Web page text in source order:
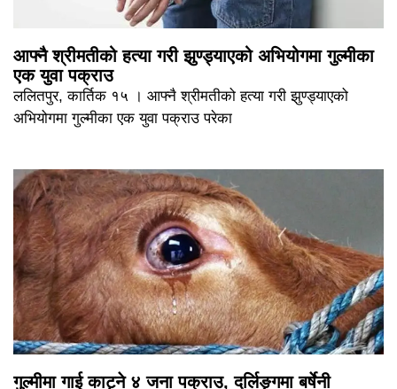
आफ्नै श्रीमतीको हत्या गरी झुण्ड्याएको अभियोगमा गुल्मीका
एक युवा पक्राउ
ललितपुर, कार्तिक १५ । आफ्नै श्रीमतीको हत्या गरी झुण्ड्याएको
अभियोगमा गुल्मीका एक युवा पक्राउ परेका
गुल्मीमा गाई काट्ने ४ जना पक्राउ, दर्लिङ्गमा बर्षेनी